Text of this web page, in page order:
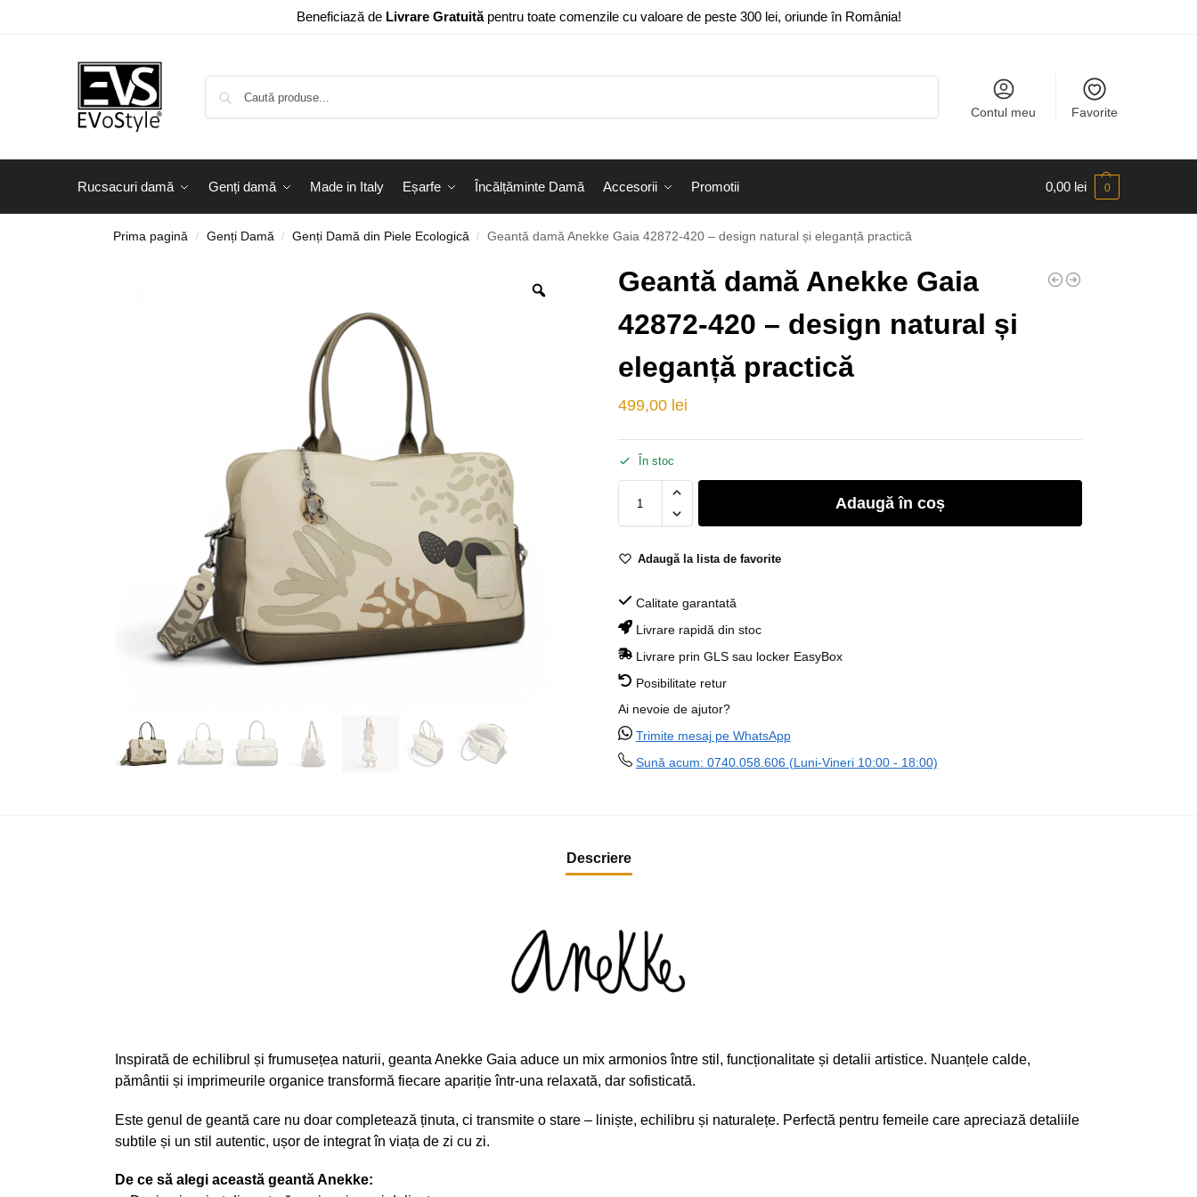
Beneficiază de Livrare Gratuităpentru toate comenzile cu valoare de peste 300 lei, oriunde în România!
Contul meu Favorite
Rucsacuri damă Genți damă Made in Italy Eșarfe Încălțăminte Damă Accesorii Promotii 0,00 lei 0
Prima pagină / Genți Damă / Genți Damă din Piele Ecologică / Geantă damă Anekke Gaia 42872-420 – design natural și eleganță practică
Geantă damă Anekke Gaia
42872-420 – design natural și
eleganță practică
499,00 lei
În stoc
Adaugă în coș
Adaugă la lista de favorite
Calitate garantată
Livrare rapidă din stoc
Livrare prin GLS sau locker EasyBox
Posibilitate retur
Ai nevoie de ajutor?
Trimite mesaj pe WhatsApp
Sună acum: 0740.058.606 (Luni-Vineri 10:00 - 18:00)
Descriere
Inspirată de echilibrul și frumusețea naturii, geanta Anekke Gaia aduce un mix armonios între stil, funcționalitate și detalii artistice. Nuanțele calde,
pământii și imprimeurile organice transformă fiecare apariție într-una relaxată, dar sofisticată.
Este genul de geantă care nu doar completează ținuta, ci transmite o stare – liniște, echilibru și naturalețe. Perfectă pentru femeile care apreciază detaliile
subtile și un stil autentic, ușor de integrat în viața de zi cu zi.
De ce să alegi această geantă Anekke: